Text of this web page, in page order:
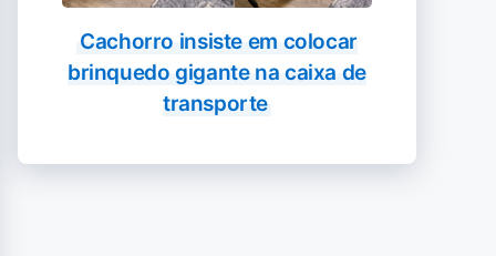
Cachorro insiste em colocar
brinquedo gigante na caixa de
transporte